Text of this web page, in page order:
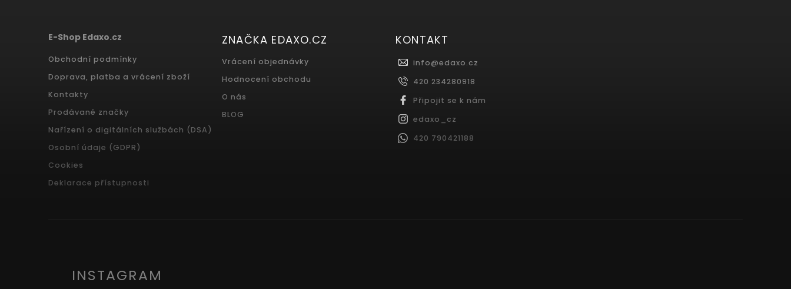
E-Shop Edaxo.cz
Obchodní podmínky
Doprava, platba a vrácení zboží
Kontakty
Prodávané značky
Nařízení o digitálních službách (DSA)
Osobní údaje (GDPR)
Cookies
Deklarace přístupnosti
ZNAČKA EDAXO.CZ
Vrácení objednávky
Hodnocení obchodu
O nás
BLOG
KONTAKT
info@edaxo.cz
420 234280918
Připojit se k nám
edaxo_cz
420 790421188
INSTAGRAM